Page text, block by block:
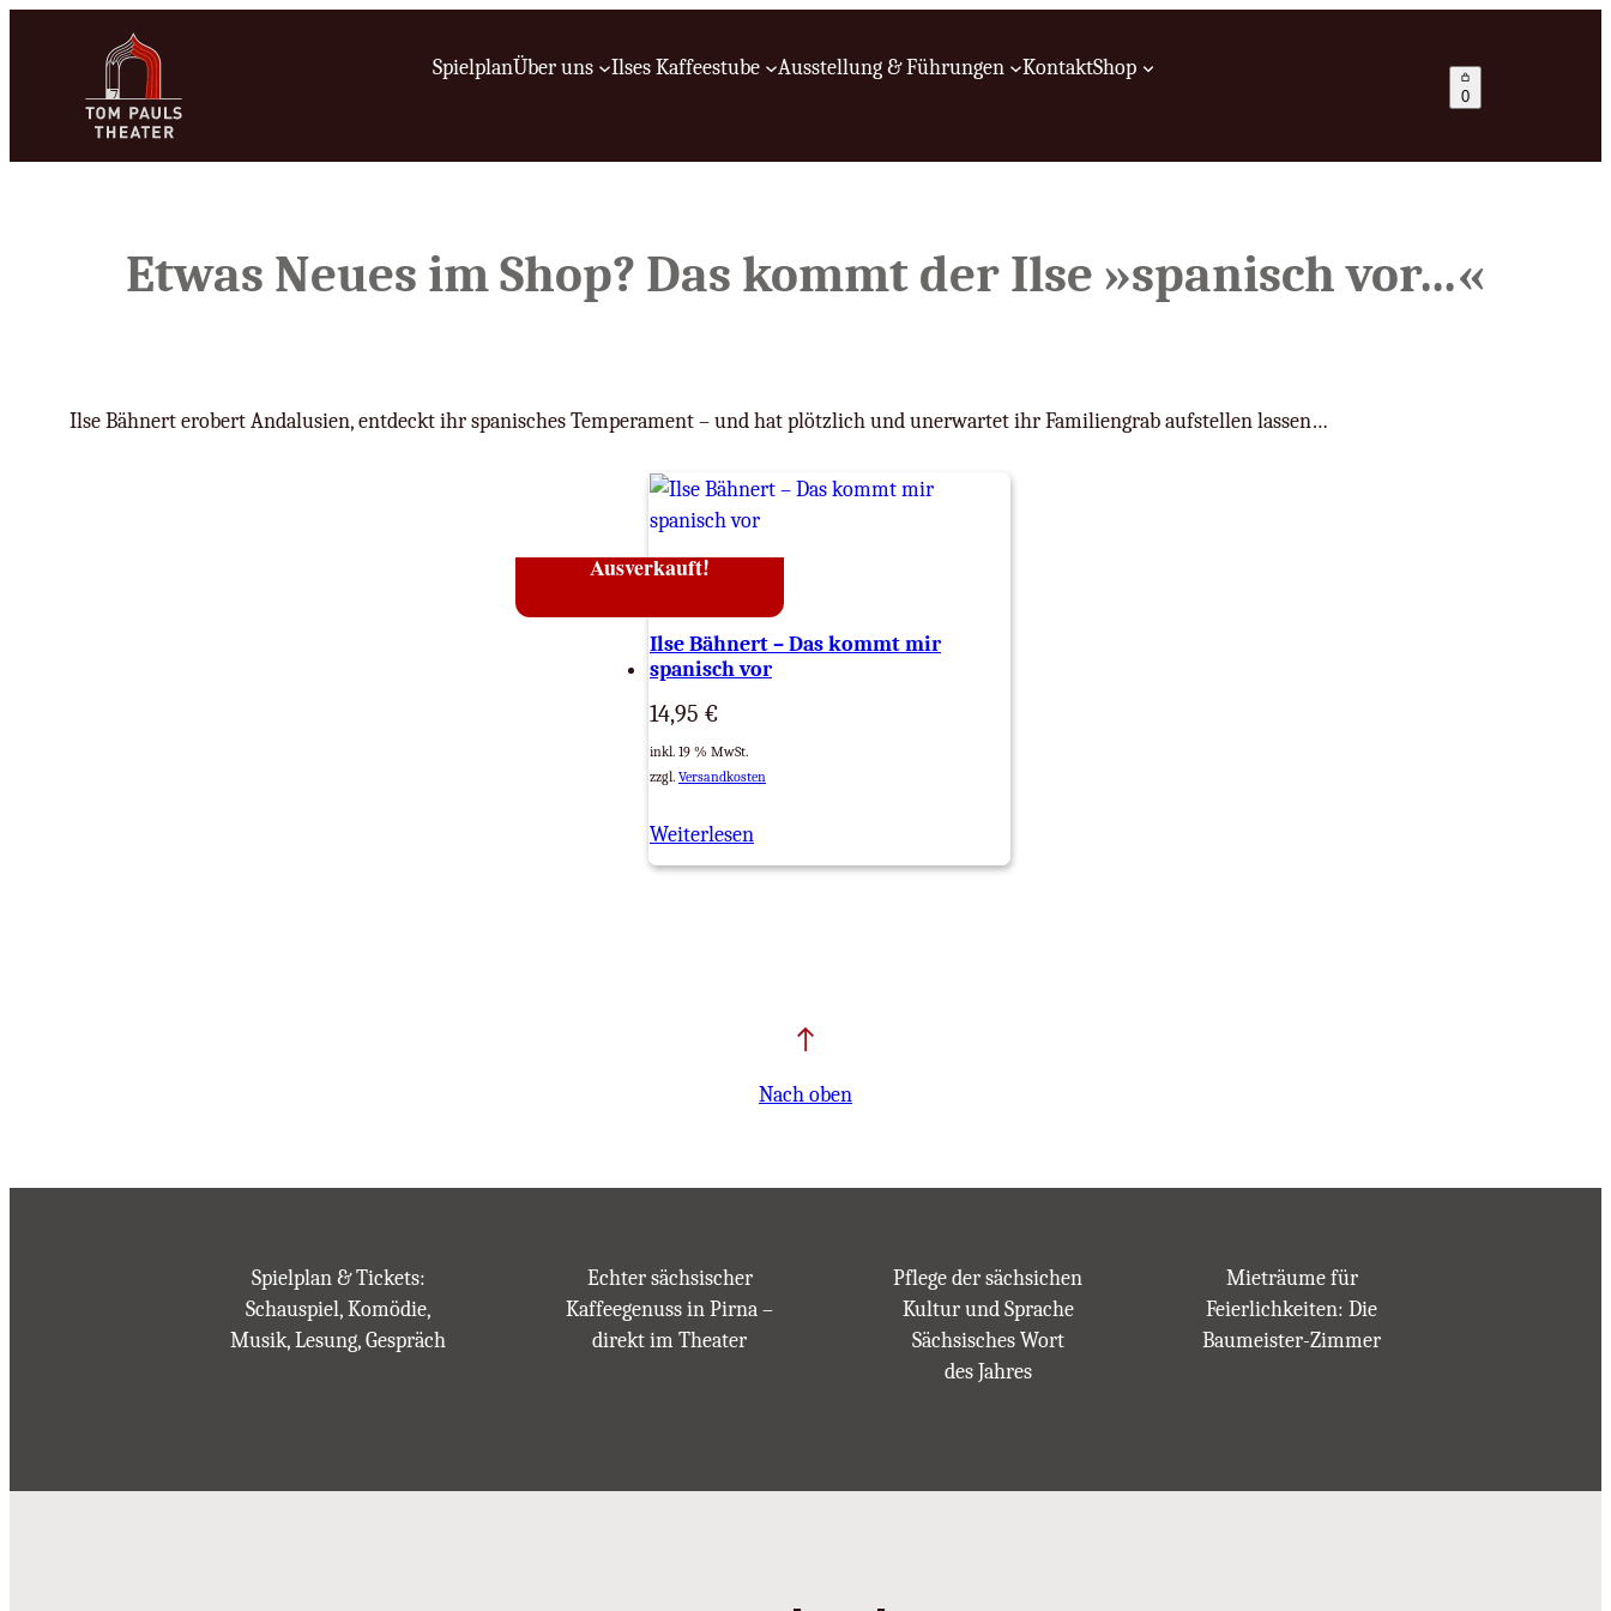
SpielplanÜber uns Ilses Kaffeestube Ausstellung & Führungen KontaktShop
0
Etwas Neues im Shop? Das kommt der Ilse »spanisch vor…«
Ilse Bähnert erobert Andalusien, entdeckt ihr spanisches Temperament – und hat plötzlich und unerwartet ihr Familiengrab aufstellen lassen…
Ausverkauft!
Ilse Bähnert – Das kommt mir
spanisch vor
14,95 €
inkl. 19 % MwSt.
zzgl. Versandkosten
Weiterlesen
Nach oben
Spielplan & Tickets:
Schauspiel, Komödie,
Musik, Lesung, Gespräch
Echter sächsischer
Kaffeegenuss in Pirna –
direkt im Theater
Pflege der sächsichen
Kultur und Sprache
Sächsisches Wort
des Jahres
Mieträume für
Feierlichkeiten: Die
Baumeister-Zimmer